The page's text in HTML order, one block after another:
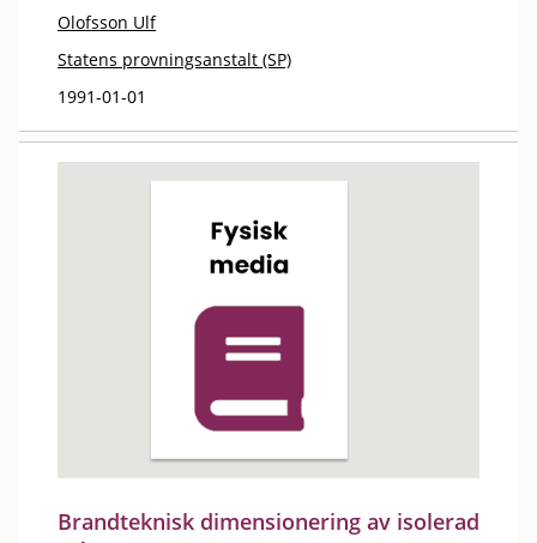
Olofsson Ulf
Statens provningsanstalt (SP)
1991-01-01
Brandteknisk dimensionering av isolerad